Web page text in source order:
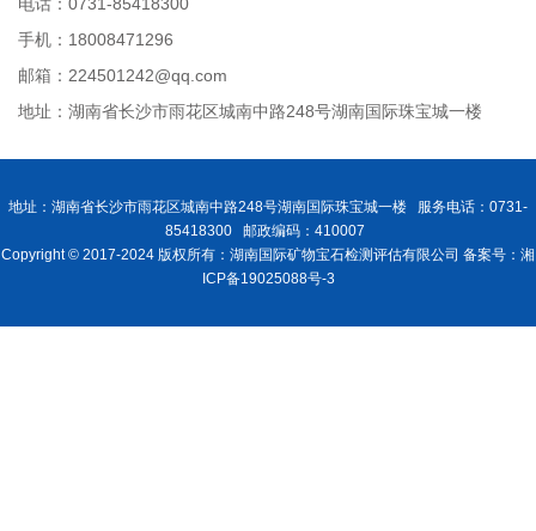
电话：0731-85418300
手机：18008471296
邮箱：224501242@qq.com
地址：湖南省长沙市雨花区城南中路248号湖南国际珠宝城一楼
地址：湖南省长沙市雨花区城南中路248号湖南国际珠宝城一楼 服务电话：0731-
85418300 邮政编码：410007
Copyright © 2017-2024 版权所有：湖南国际矿物宝石检测评估有限公司 备案号：湘
ICP备19025088号-3